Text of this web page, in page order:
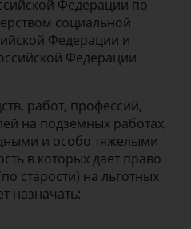
Федерации по
социальной
Федерации и
Федерации
работ, профессий,
на подземных работах,
и особо тяжелыми
в которых дает право
старости) на льготных
назначать: